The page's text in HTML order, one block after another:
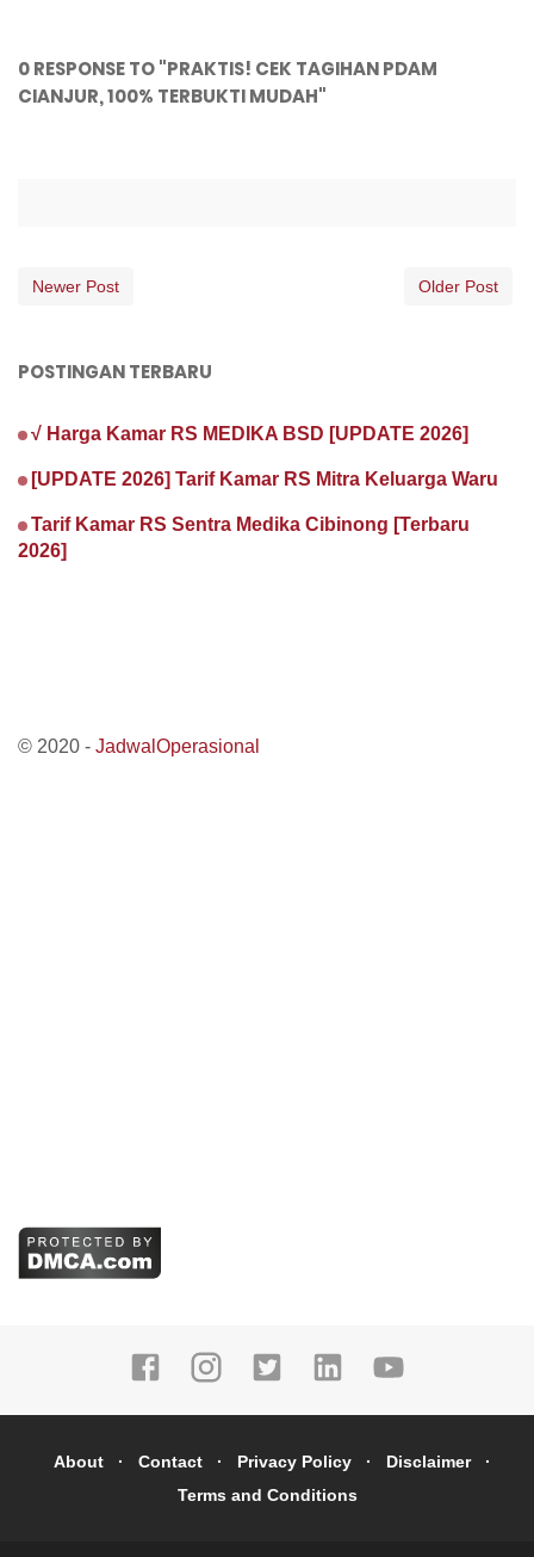
0 RESPONSE TO "PRAKTIS! CEK TAGIHAN PDAM
CIANJUR, 100% TERBUKTI MUDAH"
Newer Post Older Post
POSTINGAN TERBARU
√ Harga Kamar RS MEDIKA BSD [UPDATE 2026]
[UPDATE 2026] Tarif Kamar RS Mitra Keluarga Waru
Tarif Kamar RS Sentra Medika Cibinong [Terbaru
2026]
© 2020 - JadwalOperasional
About Contact Privacy Policy
Disclaimer
Terms and Conditions